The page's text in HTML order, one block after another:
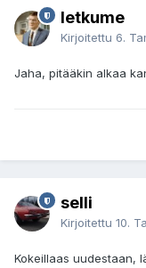
letkume
Kirjoitettu 6.
Jaha, pitääkin alkaa
selli
Kirjoitettu 10.
Kokeillaas uudestaan,